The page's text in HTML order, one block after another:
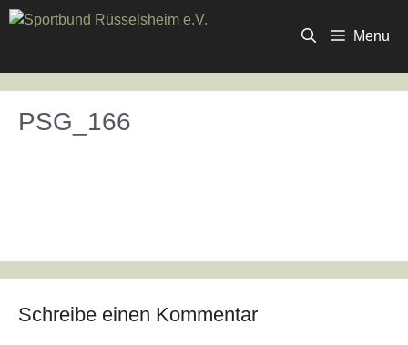
Zum
Inhalt
Menu
PSG_166
Schreibe einen Kommentar